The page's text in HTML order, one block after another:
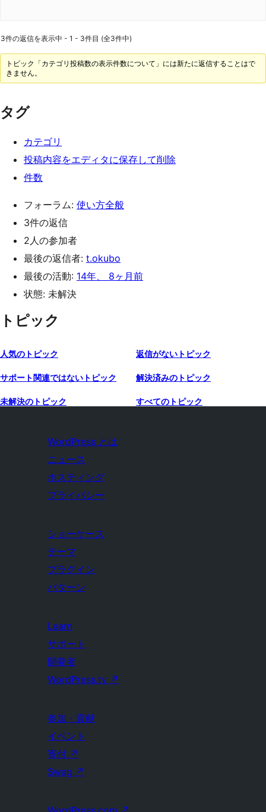
3件の返信を表示中 - 1 - 3件目 (全3件中)
トピック「カテゴリ投稿数の表示件数について」には新たに返信することはで
きません。
タグ
カテゴリ
投稿内容をエディタに保存して削除
件数
フォーラム: 使い方全般
3件の返信
2人の参加者
最後の返信者: t.okubo
最後の活動: 14年、 8ヶ月前
状態: 未解決
トピック
人気のトピック 返信がないトピック
サポート関連ではないトピック 解決済みのトピック
未解決のトピック すべてのトピック
WordPress とは
ニュース
ホスティング
プライバシー
ショーケース
テーマ
プラグイン
パターン
Learn
サポート
開発者
WordPress.tv ↗
参加・貢献
イベント
寄付 ↗
Swag ↗